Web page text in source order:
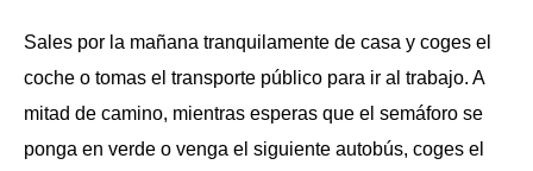
Sales por la mañana tranquilamente de casa y coges el
coche o tomas el transporte público para ir al trabajo. A
mitad de camino, mientras esperas que el semáforo se
ponga en verde o venga el siguiente autobús, coges el